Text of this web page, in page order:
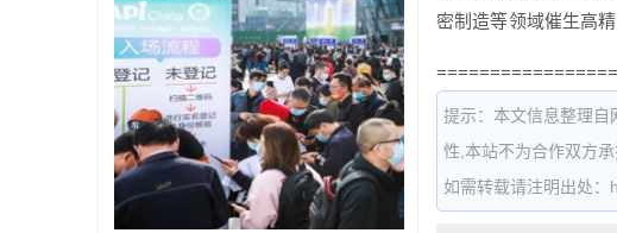
密制造等领域催生高
提示：本文信息整理自
性,本站不为合作双方承
如需转载请注明出处